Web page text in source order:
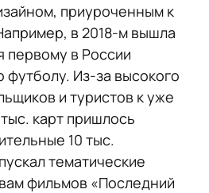
приуроченным к
в 2018-м вышла
первому в России
футболу. Из-за высокого
и туристов к уже
карт пришлось
10 тыс.
тематические
фильмов «Последний